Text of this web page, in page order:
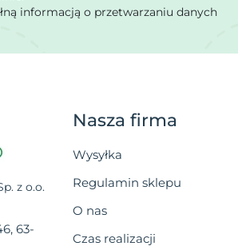
informacją o przetwarzaniu danych
z o.o.
63-
Nasza firma
Wysyłka
Regulamin sklepu
O nas
Czas realizacji